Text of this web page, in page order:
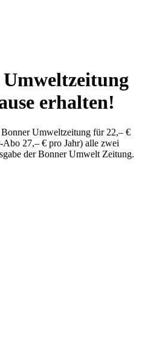
erhalten!
Umweltzeitung für 22,– €
Abo 27,– € pro Jahr) alle zwei
der Bonner Umwelt Zeitung.